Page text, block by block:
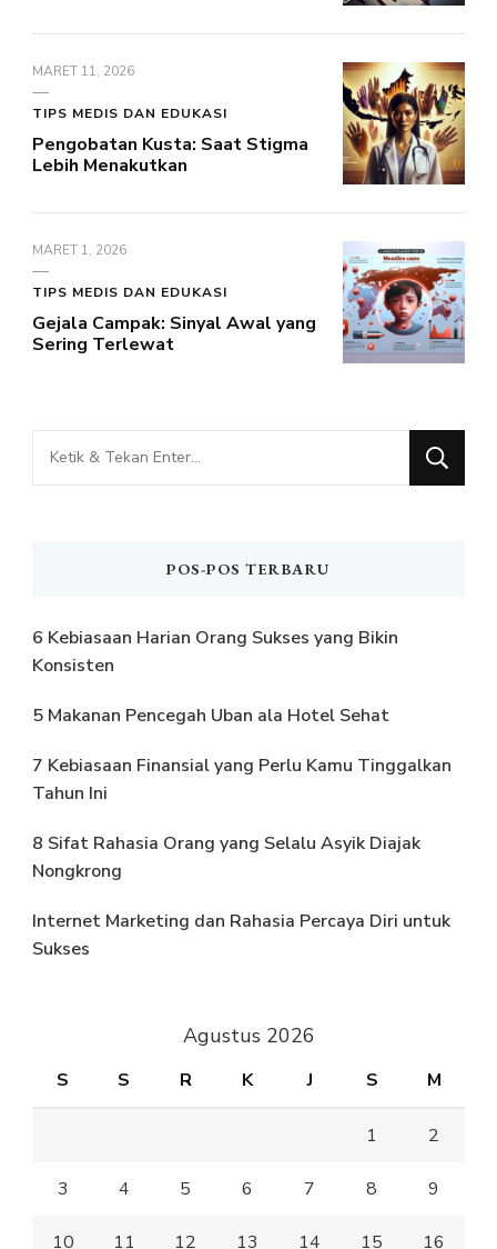
MARET 11, 2026
TIPS MEDIS DAN EDUKASI
Pengobatan Kusta: Saat Stigma
Lebih Menakutkan
MARET 1, 2026
TIPS MEDIS DAN EDUKASI
Gejala Campak: Sinyal Awal yang
Sering Terlewat
Mencari
Sesuatu?
POS-POS TERBARU
6 Kebiasaan Harian Orang Sukses yang Bikin
Konsisten
5 Makanan Pencegah Uban ala Hotel Sehat
7 Kebiasaan Finansial yang Perlu Kamu Tinggalkan
Tahun Ini
8 Sifat Rahasia Orang yang Selalu Asyik Diajak
Nongkrong
Internet Marketing dan Rahasia Percaya Diri untuk
Sukses
Agustus 2026
S S R K J S M
1 2
3 4 5 6 7 8 9
10 11 12 13 14 15 16